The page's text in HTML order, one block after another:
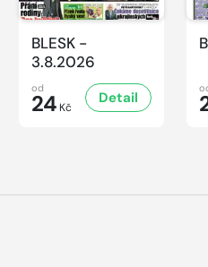
BLESK -
3.8.2026
od
24 Kč
Detail